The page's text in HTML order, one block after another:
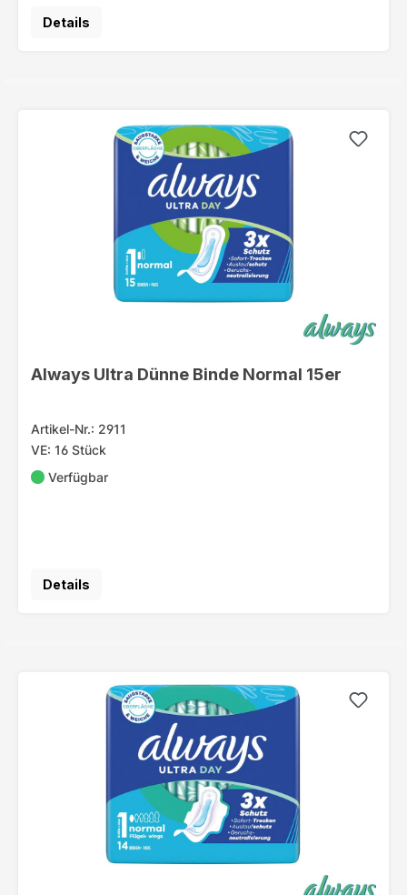
Details
Always Ultra Dünne Binde Normal 15er
Artikel-Nr.: 2911
VE: 16 Stück
Verfügbar
Details